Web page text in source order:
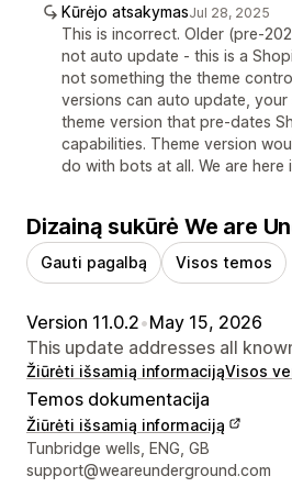
Kūrėjo atsakymasJul 28, 2025
This is incorrect. Older (pre-
not auto update - this is a
not something the theme
versions can auto update,
theme version that pre-dates
capabilities. Theme version
do with bots at all. We are here
Dizainą sukūrė We are
Gauti pagalbą Visos temos
Version 11.0.2•May 15, 2026
This update addresses all
Žiūrėti išsamią informacijąVisos
Temos dokumentacija
Žiūrėti išsamią informaciją
Kūrėjo kontaktiniai duomenys
Tunbridge wells, ENG, GB
support@weareunderground.com